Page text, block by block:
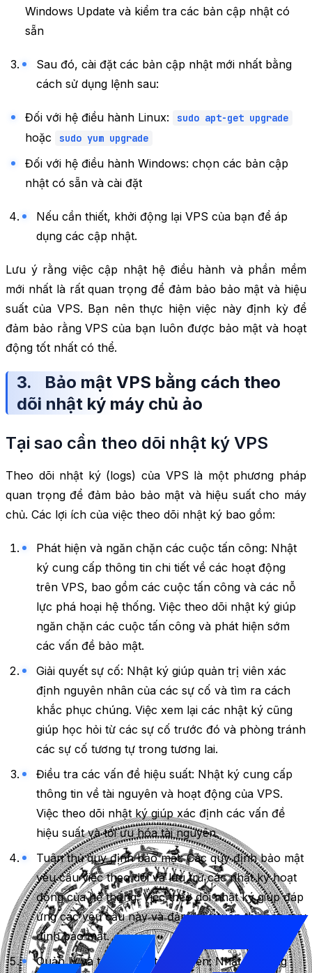
Windows Update và kiểm tra các bản cập nhật có
sẵn
Sau đó, cài đặt các bản cập nhật mới nhất bằng
cách sử dụng lệnh sau:
Đối với hệ điều hành Linux: sudo apt-get upgrade
hoặc sudo yum upgrade
Đối với hệ điều hành Windows: chọn các bản cập
nhật có sẵn và cài đặt
Nếu cần thiết, khởi động lại VPS của bạn để áp
dụng các cập nhật.
Lưu ý rằng việc cập nhật hệ điều hành và phần mềm
mới nhất là rất quan trọng để đảm bảo bảo mật và hiệu
suất của VPS. Bạn nên thực hiện việc này định kỳ để
đảm bảo rằng VPS của bạn luôn được bảo mật và hoạt
động tốt nhất có thể.
3. Bảo mật VPS bằng cách theo
dõi nhật ký máy chủ ảo
Tại sao cần theo dõi nhật ký VPS
Theo dõi nhật ký (logs) của VPS là một phương pháp
quan trọng để đảm bảo bảo mật và hiệu suất cho máy
chủ. Các lợi ích của việc theo dõi nhật ký bao gồm:
Phát hiện và ngăn chặn các cuộc tấn công: Nhật
ký cung cấp thông tin chi tiết về các hoạt động
trên VPS, bao gồm các cuộc tấn công và các nỗ
lực phá hoại hệ thống. Việc theo dõi nhật ký giúp
ngăn chặn các cuộc tấn công và phát hiện sớm
các vấn đề bảo mật.
Giải quyết sự cố: Nhật ký giúp quản trị viên xác
định nguyên nhân của các sự cố và tìm ra cách
khắc phục chúng. Việc xem lại các nhật ký cũng
giúp học hỏi từ các sự cố trước đó và phòng tránh
các sự cố tương tự trong tương lai.
Điều tra các vấn đề hiệu suất: Nhật ký cung cấp
thông tin về tài nguyên và hoạt động của VPS.
Việc theo dõi nhật ký giúp xác định các vấn đề
hiệu suất và tối ưu hóa tài nguyên.
Tuân thủ quy định bảo mật: Các quy định bảo mật
yêu cầu việc theo dõi và lưu trữ các nhật ký hoạt
động của hệ thống. Việc theo dõi nhật ký giúp đáp
ứng các yêu cầu này và đảm bảo tuân thủ các quy
định bảo mật.
Quản lý và tối ưu hóa tài nguyên: Nhật ký cung